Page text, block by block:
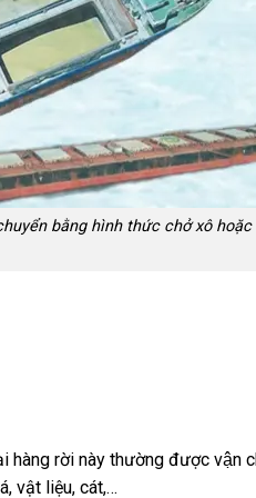
bằng hình thức chở xô hoặc
hàng rời này thường được vận
vật liệu, cát,…